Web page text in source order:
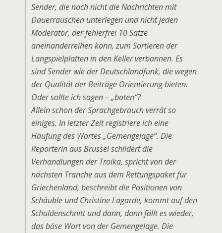
Sender, die noch nicht die Nachrichten mit
Dauerrauschen unterlegen und nicht jeden
Moderator, der fehlerfrei 10 Sätze
aneinanderreihen kann, zum Sortieren der
Langspielplatten in den Keller verbannen. Es
sind Sender wie der Deutschlandfunk, die wegen
der Qualität der Beiträge Orientierung bieten.
Oder sollte ich sagen – „boten“?
Allein schon der Sprachgebrauch verrät so
einiges. In letzter Zeit registriere ich eine
Häufung des Wortes „Gemengelage“. Die
Reporterin aus Brüssel schildert die
Verhandlungen der Troika, spricht von der
nächsten Tranche aus dem Rettungspaket für
Griechenland, beschreibt die Positionen von
Schäuble und Christine Lagarde, kommt auf den
Schuldenschnitt und dann, dann fällt es wieder,
das böse Wort von der Gemengelage. Die